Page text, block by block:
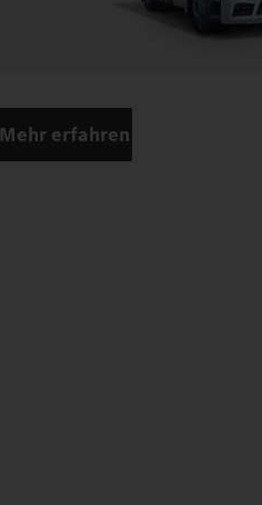
Mehr erfahren